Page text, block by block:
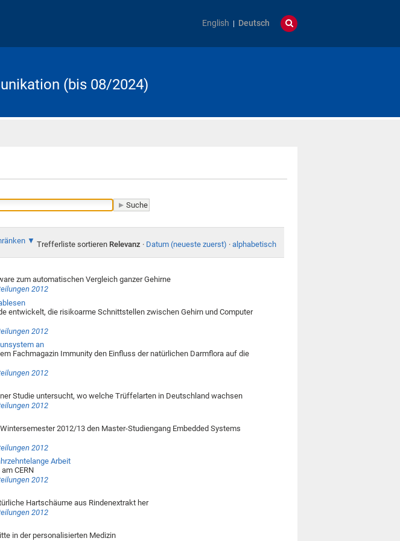
English Deutsch
(bis 08/2024)
Trefferliste sortieren Relevanz · Datum (neueste zuerst) · alphabetisch
zum automatischen Vergleich ganzer Gehirne
2012
entwickelt, die risikoarme Schnittstellen zwischen Gehirn und Computer
2012
an
Fachmagazin Immunity den Einfluss der natürlichen Darmflora auf die
2012
Studie untersucht, wo welche Trüffelarten in Deutschland wachsen
2012
2012/13 den Master-Studiengang Embedded Systems
2012
Arbeit
CERN
2012
Hartschäume aus Rindenextrakt her
2012
in der personalisierten Medizin